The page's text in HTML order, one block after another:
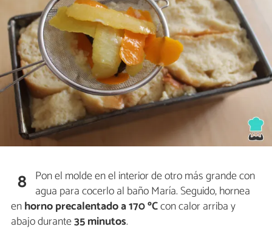
8 Pon el molde en el interior de otro más grande con
agua para cocerlo al baño María. Seguido, hornea
enhorno precalentado a 170 ºCcon calor arriba y
abajo durante35 minutos.